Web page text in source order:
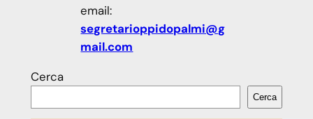
email:
segretarioppidopalmi@g
mail.com
Cerca
Cerca